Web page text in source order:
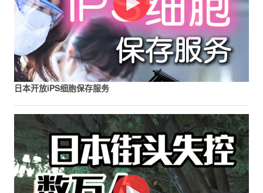
日本开放iPS细胞保存服务